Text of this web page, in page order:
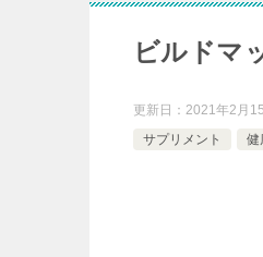
ビルドマ
更新日： 2021年2月
サプリメント
健